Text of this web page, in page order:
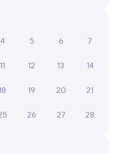
Сапият и Залина )
за новые вагоны )
4 5 6 7
11 12 13 14
19 20 21
26 27 28